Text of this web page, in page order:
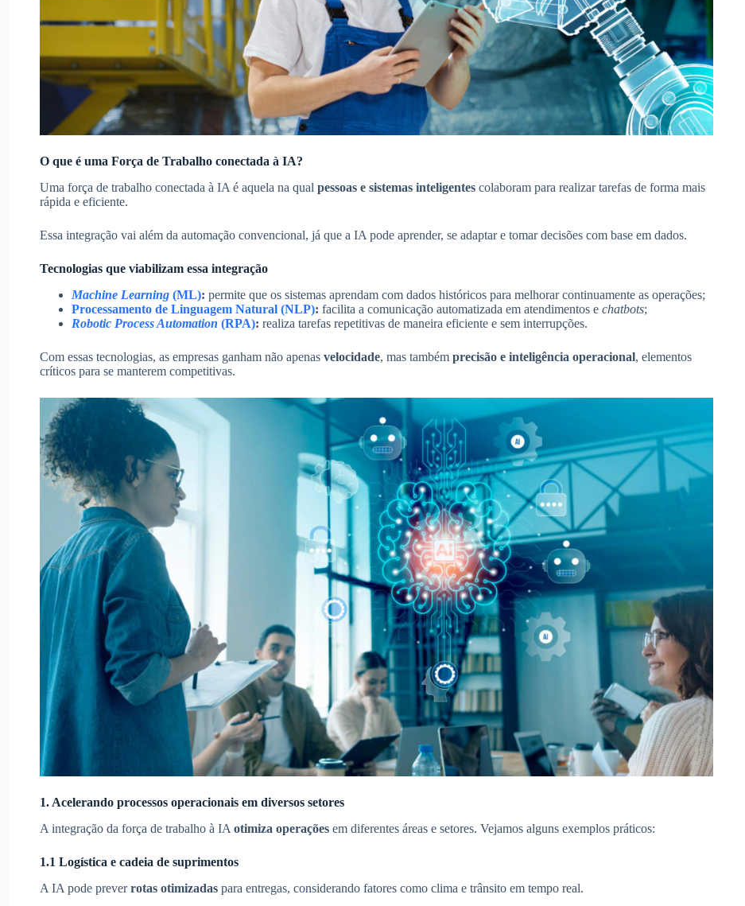
O que é uma Força de Trabalho conectada à IA?
Uma força de trabalho conectada à IA é aquela na qual pessoas e sistemas inteligentescolaboram para realizar tarefas de forma mais
rápida e eficiente.
Essa integração vai além da automação convencional, já que a IA pode aprender, se adaptar e tomar decisões com base em dados.
Tecnologias que viabilizam essa integração
Machine Learning(ML): permite que os sistemas aprendam com dados históricos para melhorar continuamente as operações;
Processamento de Linguagem Natural (NLP): facilita a comunicação automatizada em atendimentos e chatbots;
Robotic Process Automation (RPA): realiza tarefas repetitivas de maneira eficiente e sem interrupções.
Com essas tecnologias, as empresas ganham não apenas velocidade, mas também precisão e inteligência operacional, elementos
críticos para se manterem competitivas.
1. Acelerando processos operacionais em diversos setores
A integração da força de trabalho à IA otimiza operaçõesem diferentes áreas e setores. Vejamos alguns exemplos práticos:
1.1 Logística e cadeia de suprimentos
A IA pode preverrotas otimizadaspara entregas, considerando fatores como clima e trânsito em tempo real.